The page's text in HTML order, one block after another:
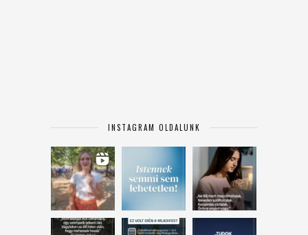
INSTAGRAM OLDALUNK